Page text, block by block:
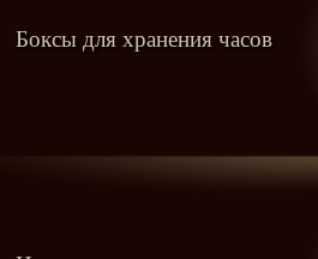
Боксы для хранения часов